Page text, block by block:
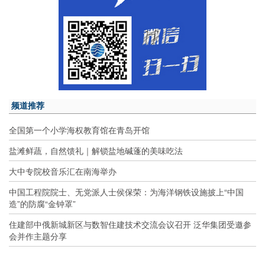
频道推荐
全国第一个小学海权教育馆在青岛开馆
盐滩鲜蔬，自然馈礼｜解锁盐地碱蓬的美味吃法
大中专院校音乐汇在南海举办
中国工程院院士、无党派人士侯保荣：为海洋钢铁设施披上“中国
造”的防腐“金钟罩”
住建部中俄新城新区与数智住建技术交流会议召开 泛华集团受邀参
会并作主题分享